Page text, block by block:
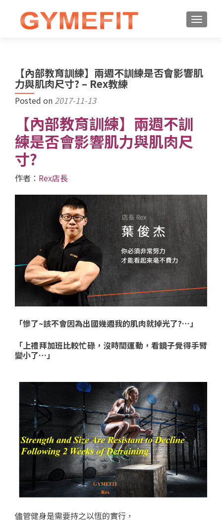
【內部教育訓練】兩週不訓練是否會影響肌
力與肌肉尺寸? – Rex教練
Posted on 2017-11-13
【內部教育訓練】兩週不訓
練是否會影響肌力與肌肉尺
寸?
作者： Rex店長
「慘了~該不會因為出國幾週我的肌肉就掉光了?…」
「上禮拜加班比較忙碌，沒時間運動，看鏡子覺得手臂
變小了…」
儘管健身是需要持之以恆的實行，